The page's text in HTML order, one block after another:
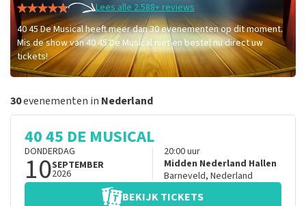
Lees alle 2.588+ reviews
40 45 De Musical heeft meer dan 30 evenementen op dit moment.
Mis de show van 40 45 De Musical niet en bestel nu direct uw
tickets!
30evenementen in Nederland
40 45 DE MUSICAL
DONDERDAG
10SEPTEMBER
2026
20:00uur
Midden Nederland Hallen
Barneveld, Nederland
BEKIJK TICKETS